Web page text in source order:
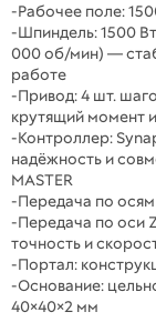
-Рабочее поле:
-Шпиндель: 1500
000 об/мин) —
работе
-Привод: 4 шт.
крутящий момент
-Контроллер:
надёжность и
MASTER
-Передача по
-Передача по оси
точность и
-Портал:
-Основание:
40×40×2 мм